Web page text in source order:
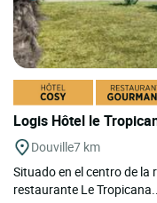
Logis Hôtel le
Douville7 km
Situado en el centro de la
restaurante Le Tropicana...